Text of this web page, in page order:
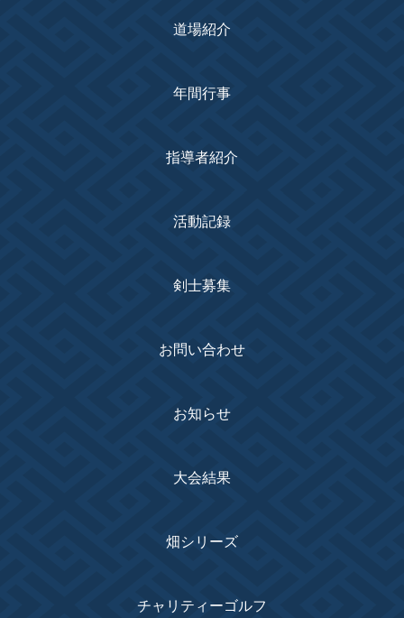
道場紹介
年間行事
指導者紹介
活動記録
剣士募集
お問い合わせ
お知らせ
大会結果
畑シリーズ
チャリティーゴルフ